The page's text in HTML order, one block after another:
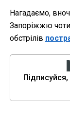
Нагадаємо,
Запоріжжю
обстрілів